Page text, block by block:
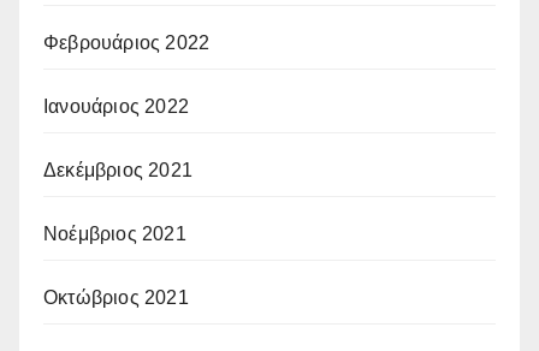
Φεβρουάριος 2022
Ιανουάριος 2022
Δεκέμβριος 2021
Νοέμβριος 2021
Οκτώβριος 2021